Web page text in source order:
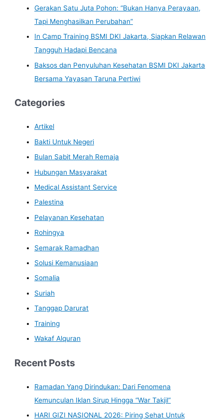
Gerakan Satu Juta Pohon: “Bukan Hanya Perayaan,
Tapi Menghasilkan Perubahan”
In Camp Training BSMI DKI Jakarta, Siapkan Relawan
Tangguh Hadapi Bencana
Baksos dan Penyuluhan Kesehatan BSMI DKI Jakarta
Bersama Yayasan Taruna Pertiwi
Categories
Artikel
Bakti Untuk Negeri
Bulan Sabit Merah Remaja
Hubungan Masyarakat
Medical Assistant Service
Palestina
Pelayanan Kesehatan
Rohingya
Semarak Ramadhan
Solusi Kemanusiaan
Somalia
Suriah
Tanggap Darurat
Training
Wakaf Alquran
Recent Posts
Ramadan Yang Dirindukan: Dari Fenomena
Kemunculan Iklan Sirup Hingga “War Takjil”
HARI GIZI NASIONAL 2026: Piring Sehat Untuk